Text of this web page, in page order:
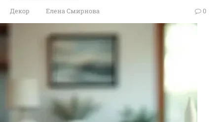
Декор Елена Смирнова 0